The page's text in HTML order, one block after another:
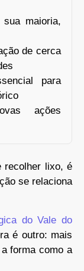
maioria,
de cerca
para
ações
recolher lixo, é
se relaciona
do Vale do
é outro: mais
forma como a